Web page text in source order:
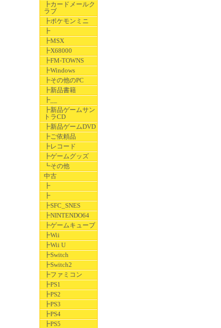
┣カードメールク
ラブ
┣ポケモンミニ
┣
┣MSX
┣X68000
┣FM-TOWNS
┣Windows
┣その他のPC
┣新品書籍
┣__
┣新品ゲームサン
トラCD
┣新品ゲームDVD
┣ご依頼品
┣レコード
┣ゲームグッズ
┗その他
中古
┣
┣
┣SFC_SNES
┣NINTENDO64
┣ゲームキューブ
┣Wii
┣Wii U
┣Switch
┣Switch2
┣ファミコン
┣PS1
┣PS2
┣PS3
┣PS4
┣PS5